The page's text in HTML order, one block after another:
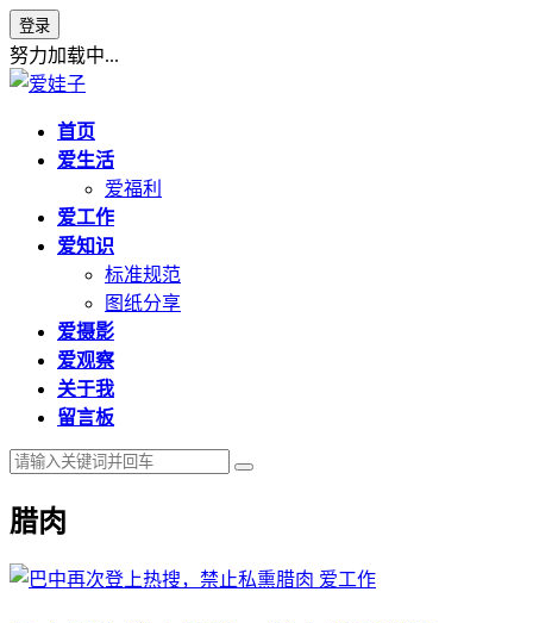
登录
努力加载中...
首页
爱生活
爱福利
爱工作
爱知识
标准规范
图纸分享
爱摄影
爱观察
关于我
留言板
腊肉
爱工作